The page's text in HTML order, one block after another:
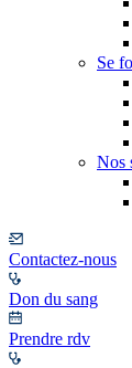
Se
Nos
Contactez-nous
Don du sang
Prendre rdv